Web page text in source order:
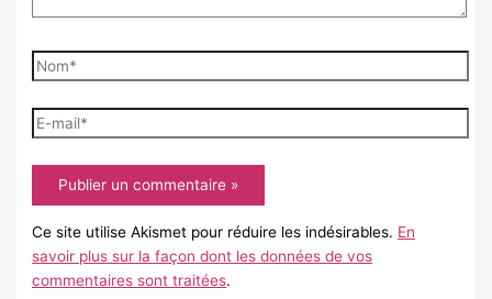
Nom*
E-
mail*
Ce site utilise Akismet pour réduire les indésirables. En
savoir plus sur la façon dont les données de vos
commentaires sont traitées.